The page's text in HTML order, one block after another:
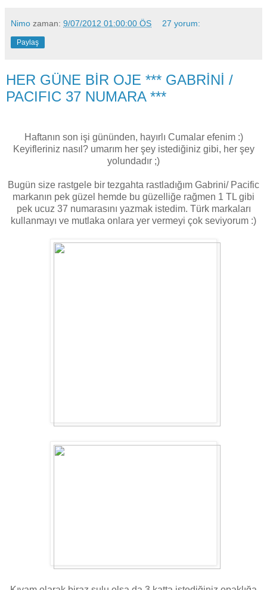
Nimo zaman: 9/07/2012 01:00:00 ÖS 27 yorum:
Paylaş
HER GÜNE BİR OJE *** GABRİNİ /
PACIFIC 37 NUMARA ***
Haftanın son işi gününden, hayırlı Cumalar efenim :)
Keyifleriniz nasıl? umarım her şey istediğiniz gibi, her şey
yolundadır ;)
Bugün size rastgele bir tezgahta rastladığım Gabrini/ Pacific
markanın pek güzel hemde bu güzelliğe rağmen 1 TL gibi
pek ucuz 37 numarasını yazmak istedim. Türk markaları
kullanmayı ve mutlaka onlara yer vermeyi çok seviyorum :)